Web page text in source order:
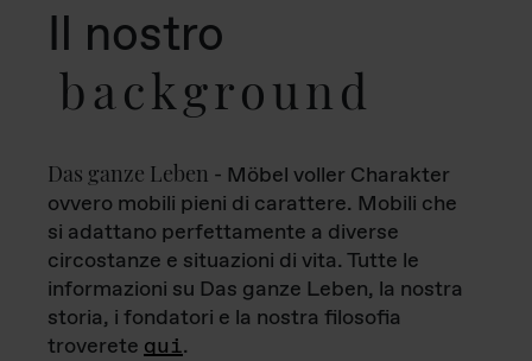
Il nostro
background
Das ganze Leben - Möbel voller Charakter
ovvero mobili pieni di carattere. Mobili che
si adattano perfettamente a diverse
circostanze e situazioni di vita. Tutte le
informazioni su Das ganze Leben, la nostra
storia, i fondatori e la nostra filosofia
troverete qui.